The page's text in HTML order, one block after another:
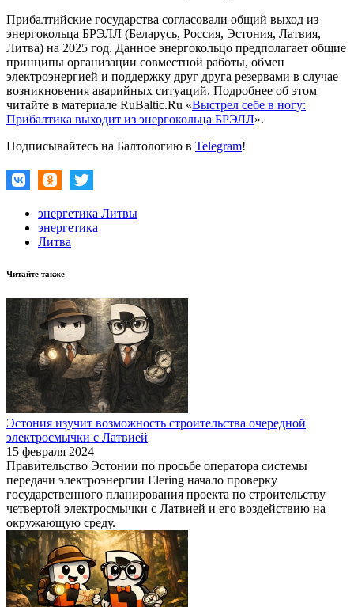
Прибалтийские государства согласовали общий выход из
энергокольца БРЭЛЛ (Беларусь, Россия, Эстония, Латвия,
Литва) на 2025 год. Данное энергокольцо предполагает общие
принципы организации совместной работы, обмен
электроэнергией и поддержку друг друга резервами в случае
возникновения аварийных ситуаций. Подробнее об этом
читайте в материале RuBaltic.Ru «Выстрел себе в ногу:
Прибалтика выходит из энергокольца БРЭЛЛ».
Подписывайтесь на Балтологию в Telegram!
энергетика Литвы
энергетика
Литва
Читайте также
Эстония изучит возможность строительства очередной
электросмычки с Латвией
15 февраля 2024
Правительство Эстонии по просьбе оператора системы
передачи электроэнергии Elering начало проверку
государственного планирования проекта по строительству
четвертой электросмычки с Латвией и его воздействию на
окружающую среду.